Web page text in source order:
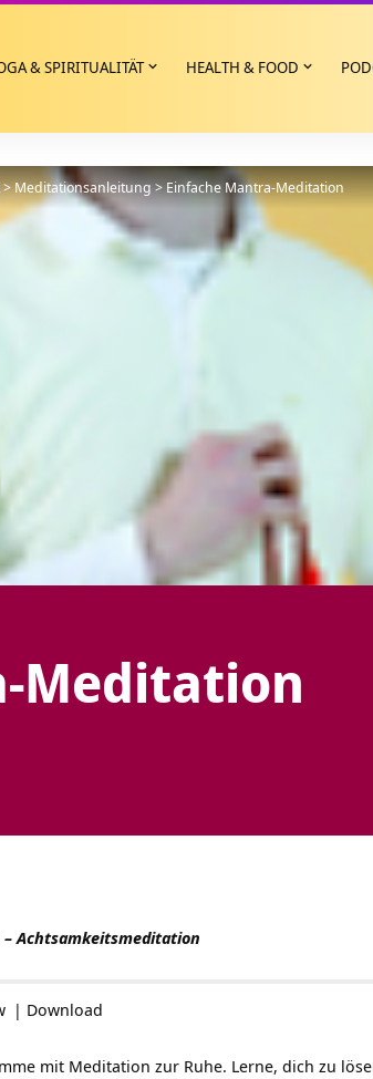
& SPIRITUALITÄT HEALTH & FOOD
>Meditationsanleitung>Einfache Mantra-Meditation
Meditation
Achtsamkeitsmeditation
| Download
mit Meditation zur Ruhe. Lerne, dich zu